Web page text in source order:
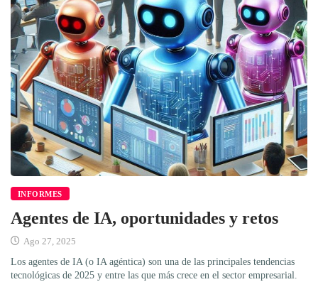
INFORMES
Agentes de IA, oportunidades y retos
Ago 27, 2025
Los agentes de IA (o IA agéntica) son una de las principales tendencias
tecnológicas de 2025 y entre las que más crece en el sector empresarial.